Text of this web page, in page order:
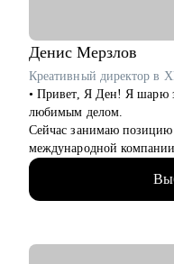
Денис Мерзлов
Креативный директор в
• Привет, Я Ден! Я шарю
любимым делом.
Сейчас занимаю позицию
международной
разработчиков
курирую направление
результативнейших и